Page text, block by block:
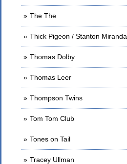
The The
Thick Pigeon / Stanton Miranda
Thomas Dolby
Thomas Leer
Thompson Twins
Tom Tom Club
Tones on Tail
Tracey Ullman